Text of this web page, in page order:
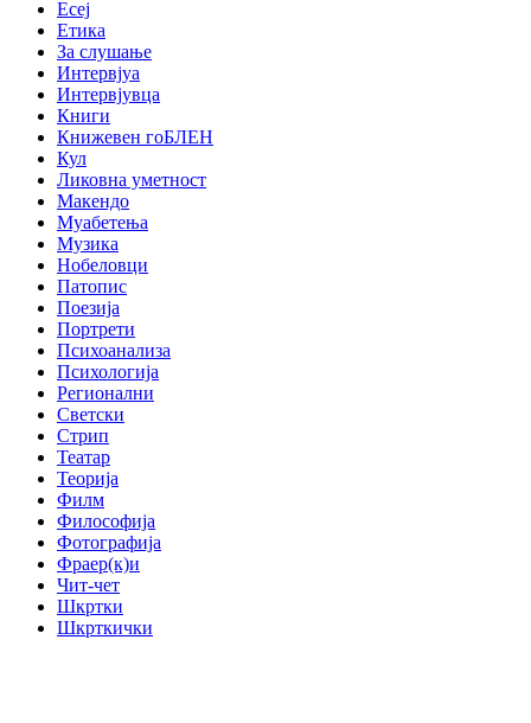
Есеј
Етика
За слушање
Интервјуа
Интервјувца
Книги
Книжевен гоБЛЕН
Кул
Ликовна уметност
Макендо
Муабетења
Музика
Нобеловци
Патопис
Поезија
Портрети
Психоанализа
Психологија
Регионални
Светски
Стрип
Театар
Теорија
Филм
Философија
Фотографија
Фраер(к)и
Чит-чет
Шкртки
Шкрткички